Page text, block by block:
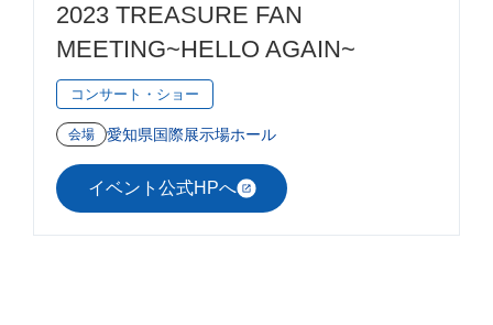
2023 TREASURE FAN
MEETING~HELLO AGAIN~
コンサート・ショー
会場 愛知県国際展示場ホール
イベント公式HPへ